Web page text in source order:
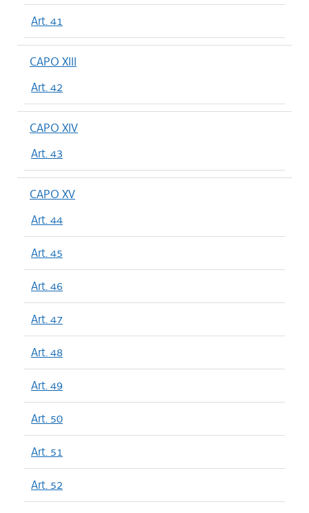
Art. 41
CAPO XIII
Art. 42
CAPO XIV
Art. 43
CAPO XV
Art. 44
Art. 45
Art. 46
Art. 47
Art. 48
Art. 49
Art. 50
Art. 51
Art. 52